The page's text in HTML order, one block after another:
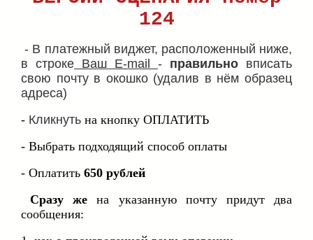
124
- В платежный виджет, расположенный ниже,
в строке Ваш E-mail - правильно вписать
свою почту в окошко (удалив в нём образец
адреса)
- Кликнуть на кнопку ОПЛАТИТЬ
- Выбрать подходящий способ оплаты
- Оплатить 650 рублей
Сразу жена указанную почту придут два
сообщения: